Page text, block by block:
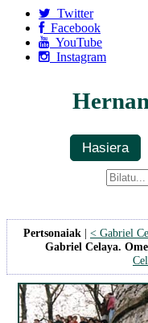
Twitter
Facebook
YouTube
Instagram
Hasiera
Pertsonaiak | < Gabriel
Gabriel Celaya.